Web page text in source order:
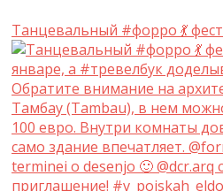
Танцевальный #форро 💃 фест